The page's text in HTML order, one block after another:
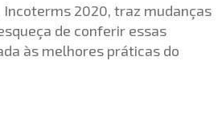
2020, traz mudanças
de conferir essas
às melhores práticas do